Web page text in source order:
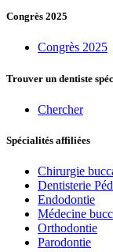
Congrès 2025
Congrès 2025
Trouver un dentiste
Chercher
Spécialités affiliées
Chirurgie
Dentisterie
Endodontie
Médecine
Orthodontie
Parodontie